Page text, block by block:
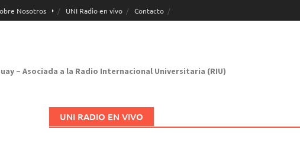
Nosotros UNI Radio en vivo Contacto
– Asociada a la Radio Internacional Universitaria (RIU)
UNI RADIO EN VIVO